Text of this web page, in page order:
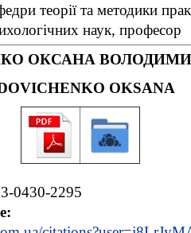
теорії та методики
наук, професор
ОКСАНА
OKSANA
0430-2295